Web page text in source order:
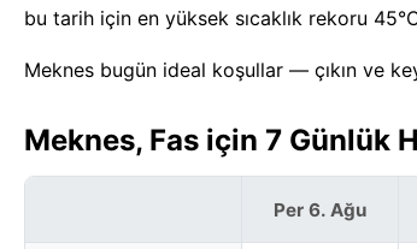
bu tarih için en yüksek sıcaklık rekoru
Meknes bugün ideal koşullar — çıkın ve
Meknes, Fas için 7
Per 6. Ağu